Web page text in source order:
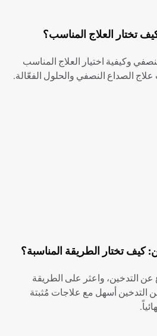
تختار العلاج المناسب؟
وكيفية اختيار العلاج المناسب
الصداع النصفي والحلول الفعّالة.
كيف تختار الطريقة المناسبة؟
عن التدخين، واعثر على الطريقة
التدخين أسهل مع علاجات مُثبتة